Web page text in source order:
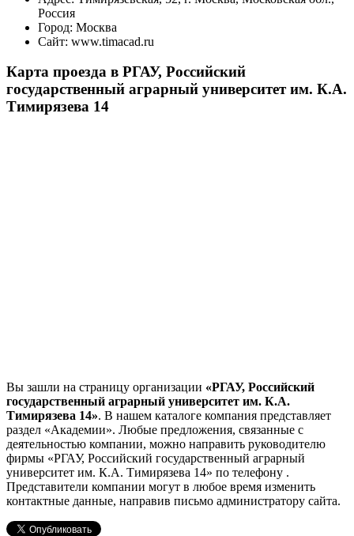
Россия
Город: Москва
Сайт: www.timacad.ru
Карта проезда в РГАУ, Российский
государственный аграрный университет им. К.А.
Тимирязева 14
Вы зашли на страницу организации «РГАУ, Российский
государственный аграрный университет им. К.А.
Тимирязева 14». В нашем каталоге компания представляет
раздел «Академии». Любые предложения, связанные с
деятельностью компании, можно направить руководителю
фирмы «РГАУ, Российский государственный аграрный
университет им. К.А. Тимирязева 14» по телефону .
Представители компании могут в любое время изменить
контактные данные, направив письмо администратору сайта.